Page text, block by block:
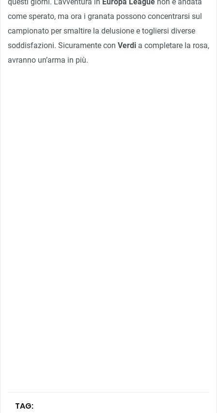
come sperato, ma ora i granata possono concentrarsi sul
campionato per smaltire la delusione e togliersi diverse
soddisfazioni. Sicuramente con Verdi a completare la rosa,
avranno un’arma in più.
TAG: